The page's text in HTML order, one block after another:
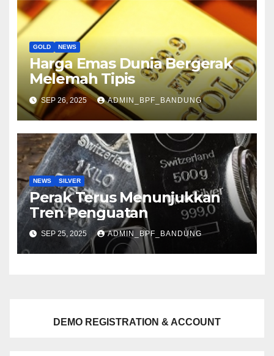
GOLD NEWS
Harga Emas Dunia Bergerak
Melemah Tipis
SEP 26, 2025 ADMIN_BPF_BANDUNG
NEWS SILVER
Perak Terus Menunjukkan
Tren Penguatan
SEP 25, 2025 ADMIN_BPF_BANDUNG
DEMO REGISTRATION & ACCOUNT